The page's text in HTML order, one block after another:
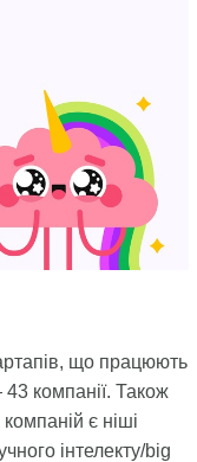
що працюють
компанії. Також
є ніші
інтелекту/big